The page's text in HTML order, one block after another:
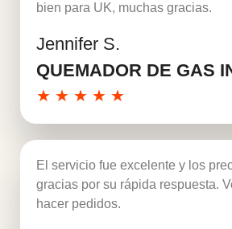
bien para UK, muchas gracias.
Jennifer S.
QUEMADOR DE GAS
★ ★ ★ ★ ★
El servicio fue excelente y los
gracias por su rápida respuesta.
hacer pedidos.